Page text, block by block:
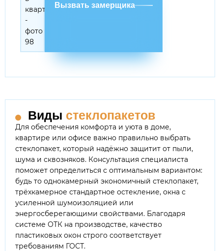
Вызвать замерщика
Виды стеклопакетов
Для обеспечения комфорта и уюта в доме,
квартире или офисе важно правильно выбрать
стеклопакет, который надёжно защитит от пыли,
шума и сквозняков. Консультация специалиста
поможет определиться с оптимальным вариантом:
будь то однокамерный экономичный стеклопакет,
трёхкамерное стандартное остекление, окна с
усиленной шумоизоляцией или
энергосберегающими свойствами. Благодаря
системе ОТК на производстве, качество
пластиковых окон строго соответствует
требованиям ГОСТ.